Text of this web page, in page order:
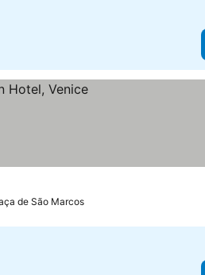
de São Marcos